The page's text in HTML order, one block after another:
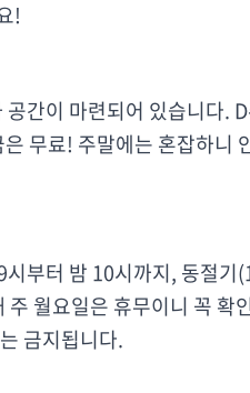
!
간이 마련되어 있습니다.
무료! 주말에는 혼잡하니
부터 밤 10시까지, 동절기
주 월요일은 휴무이니 꼭 확
금지됩니다.